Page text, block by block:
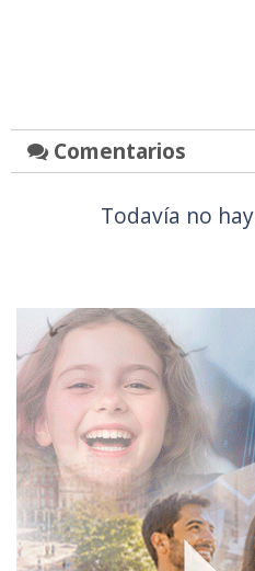
Comentarios
Todavía no